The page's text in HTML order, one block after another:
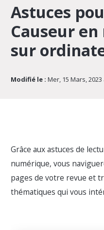
Astuces
Causeur
sur
Modifié le : Mer, 15 Mars, 2023
Grâce aux astuces de
numérique, vous
pages de votre revue et
thématiques qui vous